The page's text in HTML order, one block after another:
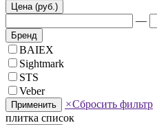
Цена (руб.)
—
Бренд
BAIEX
Sightmark
STS
Veber
Применить ×Сбросить фильтр
плитка список